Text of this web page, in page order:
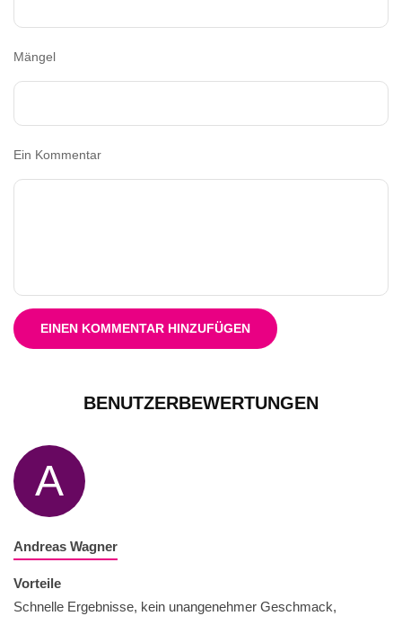
Mängel
Ein Kommentar
EINEN KOMMENTAR HINZUFÜGEN
BENUTZERBEWERTUNGEN
A
Andreas Wagner
Vorteile
Schnelle Ergebnisse, kein unangenehmer Geschmack,